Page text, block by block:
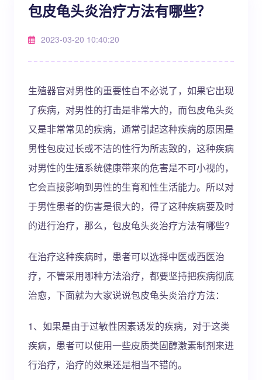
包皮龟头炎治疗方法有哪些？
2023-03-20 10:40:20
生殖器官对男性的重要性自不必说了，如果它出现
了疾病，对男性的打击是非常大的，而包皮龟头炎
又是非常常见的疾病，通常引起这种疾病的原因是
男性包皮过长或不洁的性行为所志致的，这种疾病
对男性的生殖系统健康带来的危害是不可小视的，
它会直接影响到男性的生育和性生活能力。所以对
于男性患者的伤害是很大的，得了这种疾病要及时
的进行治疗，那么，包皮龟头炎治疗方法有哪些?
在治疗这种疾病时，患者可以选择中医或西医治
疗，不管采用哪种方法治疗，都要坚持把疾病彻底
治愈，下面就为大家说说包皮龟头炎治疗方法：
1、如果是由于过敏性因素诱发的疾病，对于这类
疾病，患者可以使用一些皮质类固醇激素制剂来进
行治疗，治疗的效果还是相当不错的。